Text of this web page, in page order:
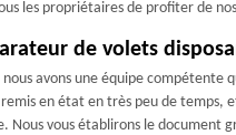
les propriétaires de profiter de
de volets
avons une équipe compétente
en état en très peu de temps,
Nous vous établirons le document